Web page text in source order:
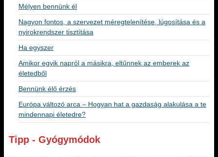
Mélyen bennünk él
Nagyon fontos, a szervezet méregtelenítése, lúgosítása és a
nyirokrendszer tisztítása
Ha egyszer
Amikor egyik napról a másikra, eltűnnek az emberek az
életedből
Bennünk élő érzés
Európa változó arca – Hogyan hat a gazdaság alakulása a te
mindennapi életedre?
Tipp - Gyógymódok